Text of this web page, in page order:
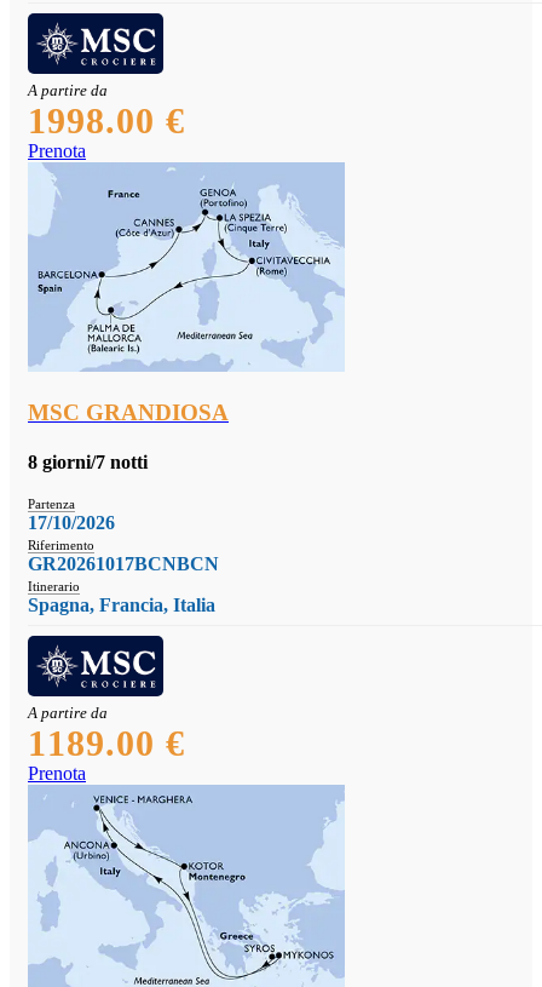
A partire da
1998.00 €
Prenota
MSC GRANDIOSA
8 giorni/7 notti
Partenza
17/10/2026
Riferimento
GR20261017BCNBCN
Itinerario
Spagna, Francia, Italia
A partire da
1189.00 €
Prenota